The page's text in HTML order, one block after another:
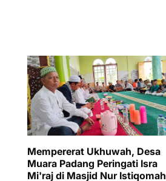
Mempererat Ukhuwah, Desa
Muara Padang Peringati Isra
Mi'raj di Masjid Nur Istiqomah